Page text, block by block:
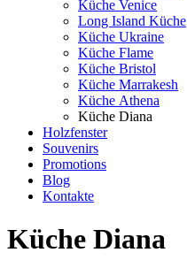
Küche Venice
Long Island Küche
Küche Ukraine
Küche Flame
Küche Bristol
Küche Marrakesh
Küche Athena
Küche Diana
Holzfenster
Souvenirs
Promotions
Blog
Kontakte
Küche Diana